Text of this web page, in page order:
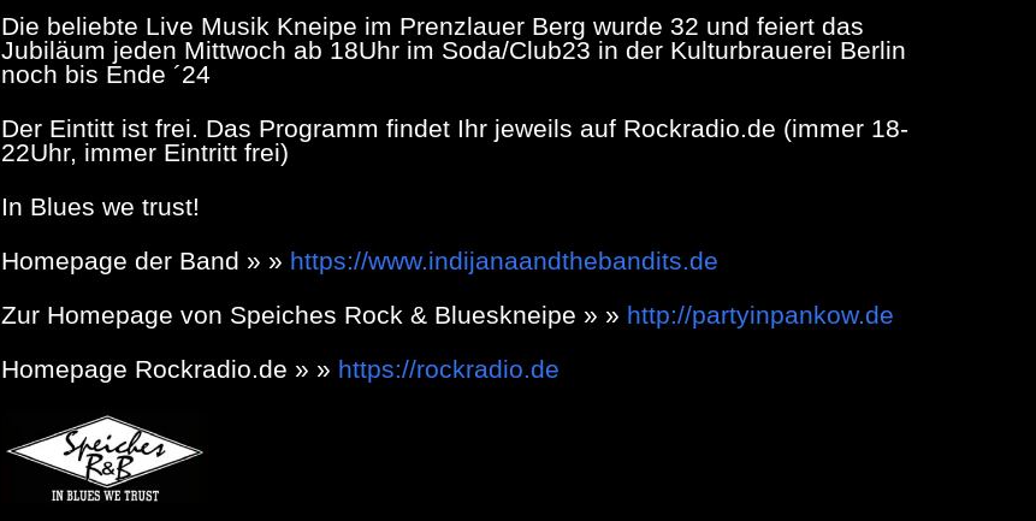
Die beliebte Live Musik Kneipe im Prenzlauer Berg wurde 32 und feiert das
Jubiläum jeden Mittwoch ab 18Uhr im Soda/Club23 in der Kulturbrauerei Berlin
noch bis Ende ´24
Der Eintitt ist frei. Das Programm findet Ihr jeweils auf Rockradio.de (immer 18-
22Uhr, immer Eintritt frei)
In Blues we trust!
Homepage der Band » » https://www.indijanaandthebandits.de
Zur Homepage von Speiches Rock & Blueskneipe » » http://partyinpankow.de
Homepage Rockradio.de » » https://rockradio.de